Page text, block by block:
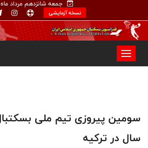
جمعه شانزدهم مرداد ماه
نسخه آزمایشی
سال در ترکیه